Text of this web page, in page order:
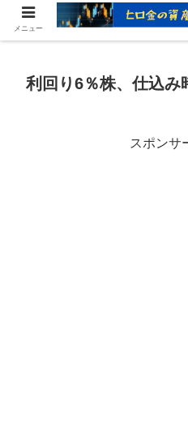
ヒロ金の資産形成レシピ
利回り6％株、仕込み
スポンサ
メニュー